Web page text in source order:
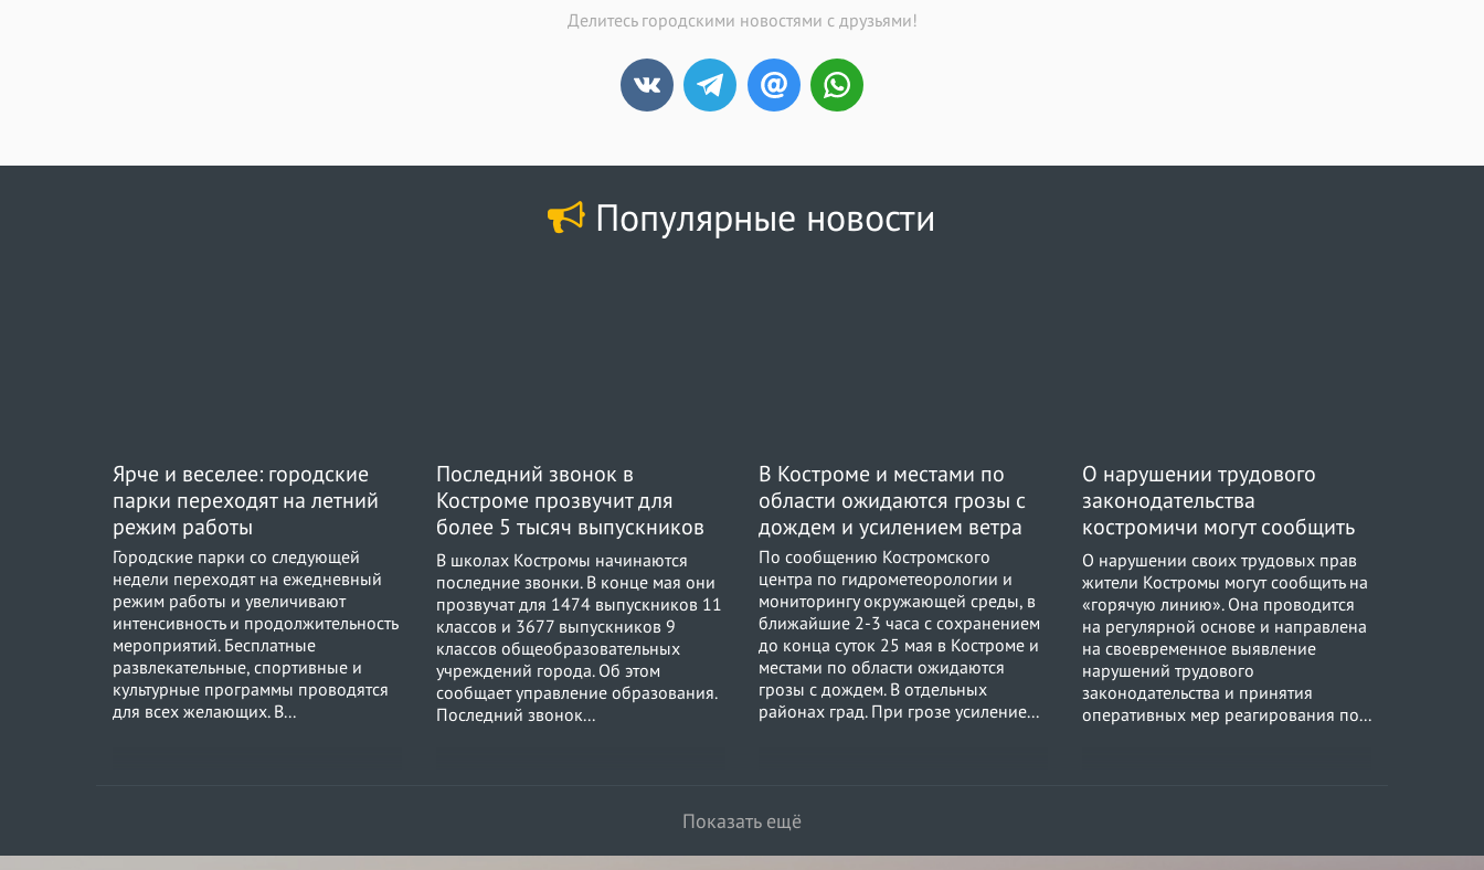
Делитесь городскими новостями с друзьями!
Популярные новости
1 6
Ярче и веселее: городские
парки переходят на летний
режим работы
Городские парки со следующей
недели переходят на ежедневный
режим работы и увеличивают
интенсивность и продолжительность
мероприятий. Бесплатные
развлекательные, спортивные и
культурные программы проводятся
для всех желающих. В...
0 2
Последний звонок в
Костроме прозвучит для
более 5 тысяч выпускников
городских школ
В школах Костромы начинаются
последние звонки. В конце мая они
прозвучат для 1474 выпускников 11
классов и 3677 выпускников 9
классов общеобразовательных
учреждений города. Об этом
сообщает управление образования.
Последний звонок...
0 7
В Костроме и местами по
области ожидаются грозы с
дождем и усилением ветра
По сообщению Костромского
центра по гидрометеорологии и
мониторингу окружающей среды, в
ближайшие 2-3 часа с сохранением
до конца суток 25 мая в Костроме и
местами по области ожидаются
грозы с дождем. В отдельных
районах град. При грозе усиление...
0 3
О нарушении трудового
законодательства
костромичи могут сообщить
на «горячую линию»
О нарушении своих трудовых прав
жители Костромы могут сообщить на
«горячую линию». Она проводится
на регулярной основе и направлена
на своевременное выявление
нарушений трудового
законодательства и принятия
оперативных мер реагирования по...
Показать ещё